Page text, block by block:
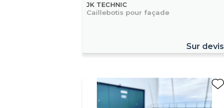
JK TECHNIC
Caillebotis pour façade
Sur devis